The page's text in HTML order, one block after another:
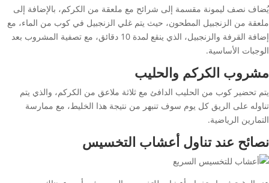
يُضاف نصف ليمونة مقسمة إلى شرائح مع ملعقة من الكركم، بالإضافة إلى
ملعقة من الزنجبيل المطحون، حيث يتم غلي الزنجبيل في كوب من الماء، مع
إضافة القرفة والزنجبيل، الذي ينقع لمدة 10 دقائق، مع تصفية المشروب بعد
الوجبات الأساسية.
مشروب الكركم والحليب
يتم تحضير كوب من الحليب الدافئ مع ثلاثة ملاعق من الكركم، والذي يتم
تناوله على الريق كل يوم سوف تنبهر من نتيجة هذا الخليط، مع ممارسة
التمارين الرياضية.
نصائح عند تناول أعشاب التخسيس